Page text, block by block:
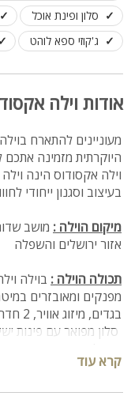
סלון ופינת אוכל
ג'קוזי ספא לוהט
אודות וילה
מעוניינים להתארח
היוקרתית מזמינה
בעיצוב וסגנון ייחודי
מיקום הוילה :
אזור ירושלים והשפלה
תכולה הוילה :
מפנקים ומאובזרים
בגדים, מיזוג אוויר, 2 חדרי רחצה מאובזרים.
סלון מפואר עם פינות
גדולה ויוקרתית המתאימה לאירוח של 25
קרא עוד